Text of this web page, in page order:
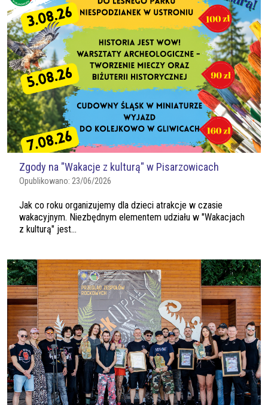
Zgody na "Wakacje z kulturą" w Pisarzowicach
Opublikowano: 23/06/2026
Jak co roku organizujemy dla dzieci atrakcje w czasie
wakacyjnym. Niezbędnym elementem udziału w "Wakacjach
z kulturą" jest...